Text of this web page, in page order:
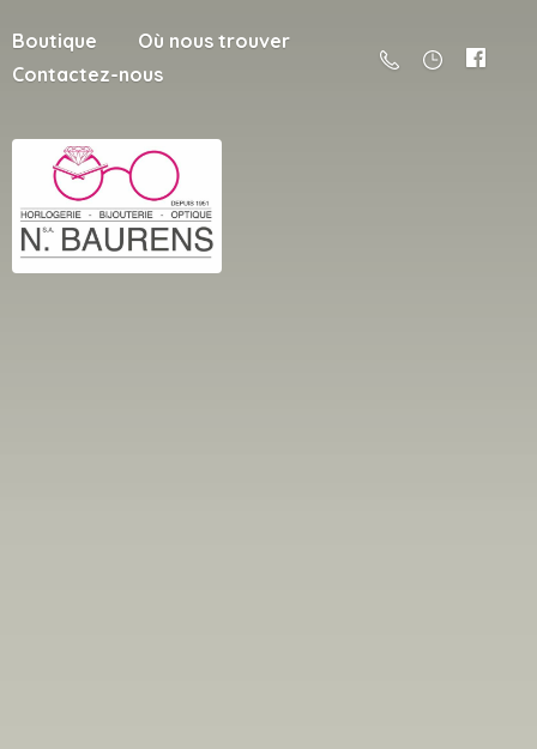
Boutique
Où nous trouver
Contactez-nous